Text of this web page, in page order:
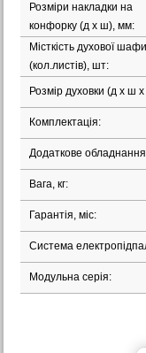
Розміри накладки на
конфорку (д х ш), мм:
Місткість духової шафи
(кол.листів), шт:
Розмір духовки (д х ш
Комплектація:
Додаткове
Вага, кг:
Гарантія, міс:
Система
Модульна серія: